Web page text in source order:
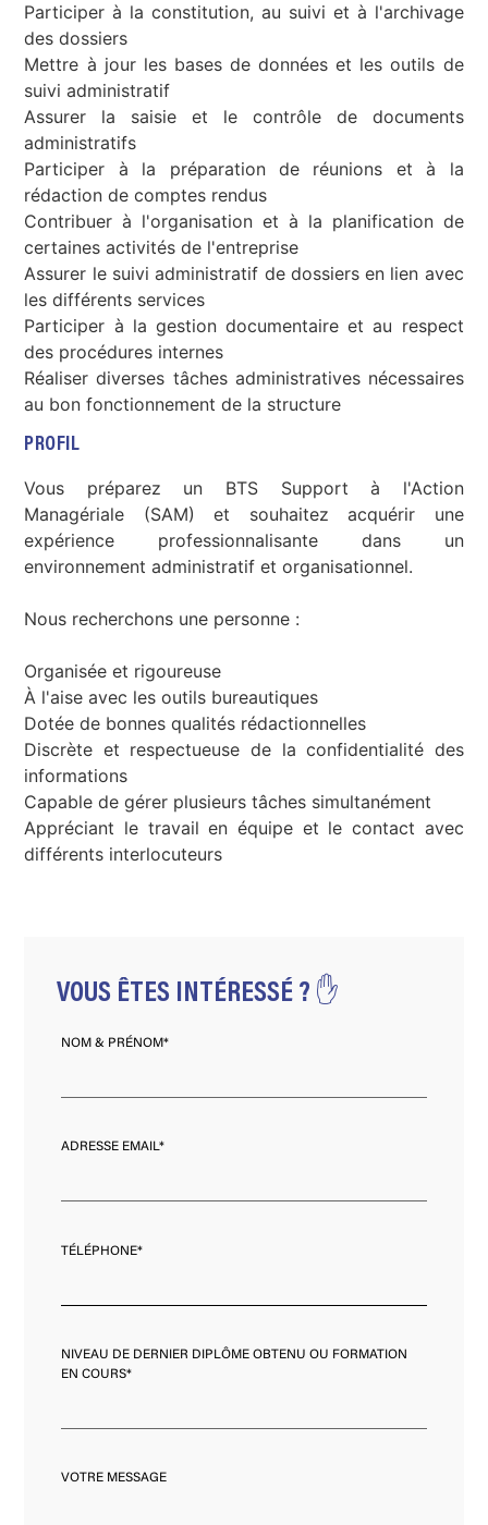
Participer à la constitution, au suivi et à l'archivage
des dossiers
Mettre à jour les bases de données et les outils de
suivi administratif
Assurer la saisie et le contrôle de documents
administratifs
Participer à la préparation de réunions et à la
rédaction de comptes rendus
Contribuer à l'organisation et à la planification de
certaines activités de l'entreprise
Assurer le suivi administratif de dossiers en lien avec
les différents services
Participer à la gestion documentaire et au respect
des procédures internes
Réaliser diverses tâches administratives nécessaires
au bon fonctionnement de la structure
PROFIL
Vous préparez un BTS Support à l'Action
Managériale (SAM) et souhaitez acquérir une
expérience professionnalisante dans un
environnement administratif et organisationnel.
Nous recherchons une personne :
Organisée et rigoureuse
À l'aise avec les outils bureautiques
Dotée de bonnes qualités rédactionnelles
Discrète et respectueuse de la confidentialité des
informations
Capable de gérer plusieurs tâches simultanément
Appréciant le travail en équipe et le contact avec
différents interlocuteurs
VOUS ÊTES INTÉRESSÉ ? ✋
NOM & PRÉNOM*
ADRESSE EMAIL*
TÉLÉPHONE*
NIVEAU DE DERNIER DIPLÔME OBTENU OU FORMATION
EN COURS*
VOTRE MESSAGE